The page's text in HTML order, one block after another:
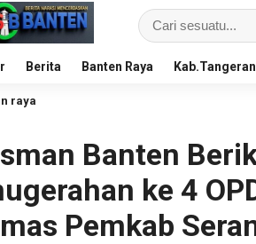
Berita Banten Raya
raya
Banten
ke 4
Pemkab